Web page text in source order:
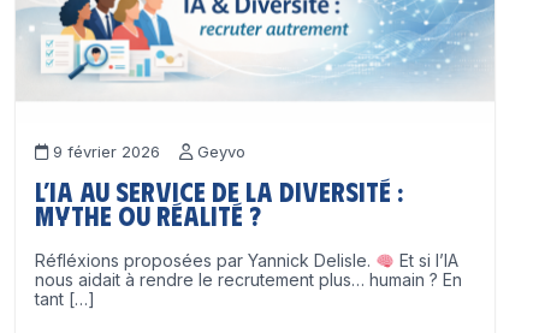
9 février 2026 Geyvo
L’IA au service de la diversité :
mythe ou réalité ?
Réfléxions proposées par Yannick Delisle.
Et si l’IA
nous aidait à rendre le recrutement plus… humain ? En
tant […]